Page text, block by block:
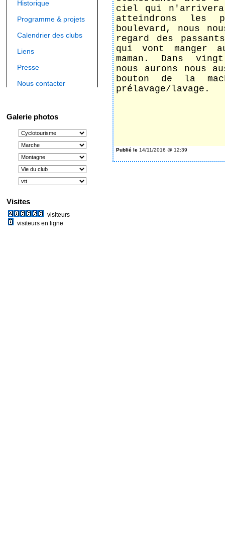
Historique
Programme & projets
Calendrier des clubs
Liens
Presse
Nous contacter
Galerie photos
Visites
visiteurs
visiteurs en ligne
ciel qui n'arrivera
atteindrons les
boulevard, nous
regard des
qui vont manger
maman. Dans
nous aurons nous
bouton de la
prélavage/lavage.
Publié le 14/11/2016 @ 12:39